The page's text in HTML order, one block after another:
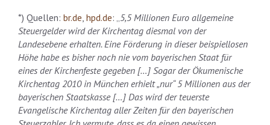
*) Quellen: br.de, hpd.de: „5,5 Millionen Euro allgemeine
Steuergelder wird der Kirchentag diesmal von der
Landesebene erhalten. Eine Förderung in dieser beispiellosen
Höhe habe es bisher noch nie vom bayerischen Staat für
eines der Kirchenfeste gegeben […] Sogar der Ökumenische
Kirchentag 2010 in München erhielt „nur“ 5 Millionen aus der
bayerischen Staatskasse […] Das wird der teuerste
Evangelische Kirchentag aller Zeiten für den bayerischen